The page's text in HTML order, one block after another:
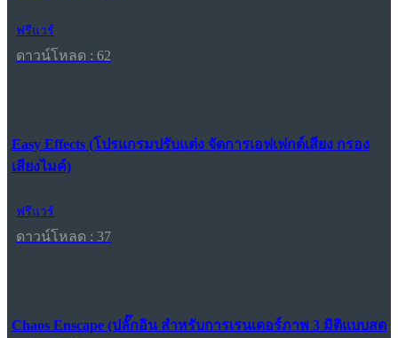
ฟรีแวร์
ดาวน์โหลด : 62
Easy Effects (โปรแกรมปรับแต่ง จัดการเอฟเฟกต์เสียง กรอง
เสียงไมค์)
ฟรีแวร์
ดาวน์โหลด : 37
Chaos Enscape (ปลั๊กอิน สำหรับการเรนเดอร์ภาพ 3 มิติแบบสด